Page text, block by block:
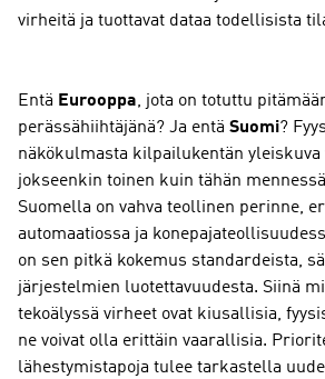
virheitä ja tuottavat dataa todellisista
Entä Eurooppa, jota on totuttu
perässähiihtäjänä? Ja entä Suomi?
näkökulmasta kilpailukentän
jokseenkin toinen kuin tähän
Suomella on vahva teollinen perinne,
automaatiossa ja
on sen pitkä kokemus standardeista,
järjestelmien luotettavuudesta. Siinä
tekoälyssä virheet ovat kiusallisia,
ne voivat olla erittäin vaarallisia.
lähestymistapoja tulee tarkastella